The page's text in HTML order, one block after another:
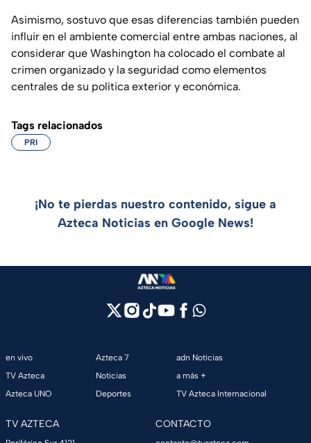
Asimismo, sostuvo que esas diferencias también pueden
influir en el ambiente comercial entre ambas naciones, al
considerar que Washington ha colocado el combate al
crimen organizado y la seguridad como elementos
centrales de su política exterior y económica.
Tags relacionados
PRI
¡No te pierdas nuestro contenido, sigue a
Azteca Noticias en Google News!
en vivo
TV Azteca
Azteca UNO
Azteca 7
Noticias
Deportes
adn Noticias
a más +
TV Azteca Internacional
TV AZTECA CONTACTO